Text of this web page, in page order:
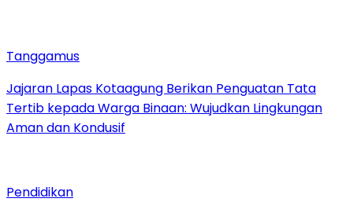
Tanggamus
Jajaran Lapas Kotaagung Berikan Penguatan Tata
Tertib kepada Warga Binaan: Wujudkan Lingkungan
Aman dan Kondusif
Pendidikan